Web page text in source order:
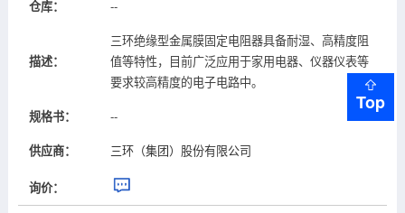
仓库： --
描述：
三环绝缘型金属膜固定电阻器具备耐湿、高精度阻
值等特性，目前广泛应用于家用电器、仪器仪表等
要求较高精度的电子电路中。
规格书：
--
供应商：
三环（集团）股份有限公司
询价：
Top